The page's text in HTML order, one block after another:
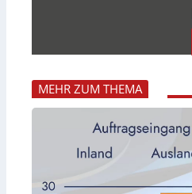
MEHR ZUM THEMA